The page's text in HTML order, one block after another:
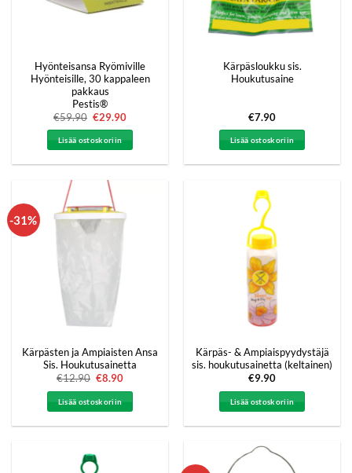
Hyönteisansa Ryömiville
Hyönteisille, 30 kappaleen
pakkaus
Pestis®
€59.90 Alkuperäinen
oli:
€59.90.
€29.90Nykyinen
Lisää ostoskoriin
Kärpäsloukku sis.
Houkutusaine
€7.90
Lisää ostoskoriin
-31%
Kärpästen ja Ampiaisten Ansa
Sis. Houkutusainetta
€12.90 Alkuperäinen
oli:
€12.90.
€8.90Nykyinen
on:
Lisää ostoskoriin
Kärpäs- & Ampiaispyydystäjä
sis. houkutusainetta (keltainen)
€9.90
Lisää ostoskoriin